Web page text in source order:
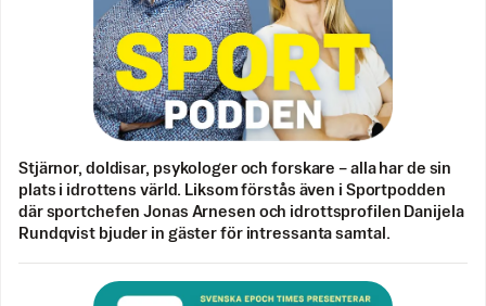
Stjärnor, doldisar, psykologer och forskare – alla har de sin
plats i idrottens värld. Liksom förstås även i Sportpodden
där sportchefen Jonas Arnesen och idrottsprofilen Danijela
Rundqvist bjuder in gäster för intressanta samtal.